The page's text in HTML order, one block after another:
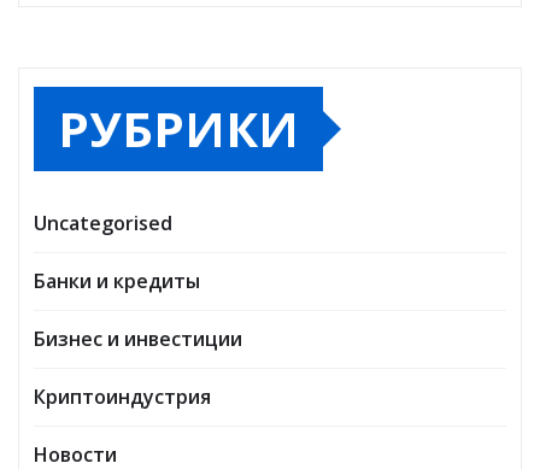
РУБРИКИ
Uncategorised
Банки и кредиты
Бизнес и инвестиции
Криптоиндустрия
Новости